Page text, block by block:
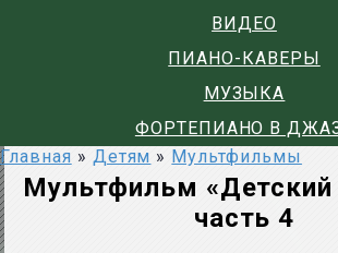
ВИДЕО
ПИАНО-КАВЕРЫ
МУЗЫКА
ФОРТЕПИАНО В
Главная » Детям » Мультфильмы
Мультфильм
часть 4